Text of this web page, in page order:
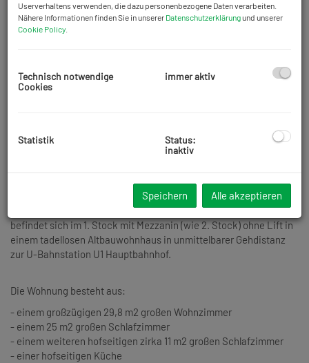
Zum Verkauf steht eine ruhige,dreiZimmer Wohnung mit97,6
4. Wiener Gemeindebezirk. Die Wohnung
befindet sich im 1. Stock mit Mezzanin (wie 2. Stock) ohne Lift in
einem tadellosen Altbauwohnhaus in unmittelbarer Gehdistanz
zur U-Bahnstation U1 Hauptbahnhof.
Die Wohnung besteht aus:
- einem großzügigen 29,8 m2 großen Wohnzimmer
- einem 25 m2 großen Schlafzimmer
- einem weiteren hofseitigen zirka 11 m2 großen Schlafzimmer
- einer hofseitigen Küche
Userverhaltens verwenden, die dazu personenbezogene Daten verarbeiten.
Nähere Informationen finden Sie in unserer Datenschutzerklärungund unserer
Cookie Policy
Technisch notwendige
Cookies
immer aktiv
Statistik
Status:
inaktiv
Speichern Alle akzeptieren